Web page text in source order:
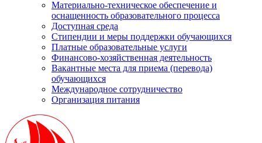
Материально-техническое обеспечение и
оснащенность образовательного процесса
Доступная среда
Стипендии и меры поддержки обучающихся
Платные образовательные услуги
Финансово-хозяйственная деятельность
Вакантные места для приема (перевода)
обучающихся
Международное сотрудничество
Организация питания